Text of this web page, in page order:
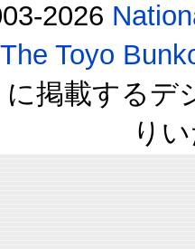
2026
The Toyo
掲載するデ
り